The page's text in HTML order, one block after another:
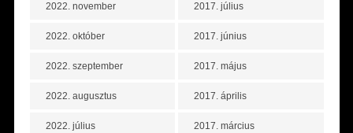
2022. november
2022. október
2022. szeptember
2022. augusztus
2022. július
2017. július
2017. június
2017. május
2017. április
2017. március